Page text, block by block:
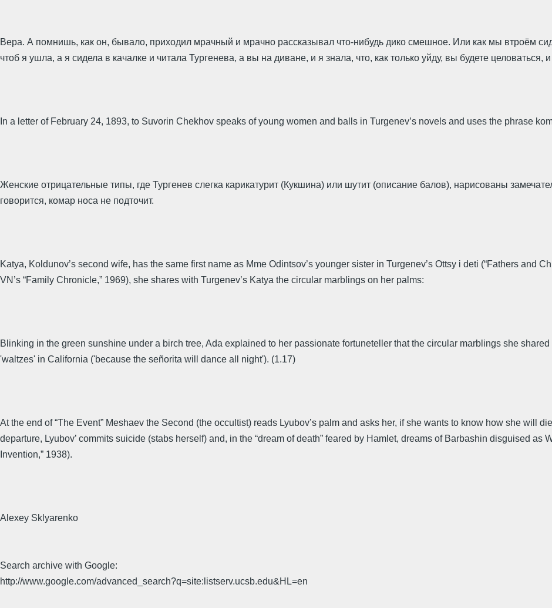
Вера. А помнишь, как он, бывало, приходил мрачный и мрачно рассказывал что-нибудь дико смешное. Или как мы втроём
чтоб я ушла, а я сидела в качалке и читала Тургенева, а вы на диване, и я знала, что, как только уйду, вы будете целоваться,
In a letter of February 24, 1893, to Suvorin Chekhov speaks of young women and balls in Turgenev’s novels and uses the phrase
Женские отрицательные типы, где Тургенев слегка карикатурит (Кукшина) или шутит (описание балов), нарисованы
говорится, комар носа не подточит.
Katya, Koldunov’s second wife, has the same first name as Mme Odintsov’s younger sister in Turgenev’s Ottsy i deti (“Fathers and
VN’s “Family Chronicle,” 1969), she shares with Turgenev’s Katya the circular marblings on her palms:
Blinking in the green sunshine under a birch tree, Ada explained to her passionate fortuneteller that the circular marblings she
'waltzes' in California ('because the señorita will dance all night'). (1.17)
At the end of “The Event” Meshaev the Second (the occultist) reads Lyubov’s palm and asks her, if she wants to know how she will
departure, Lyubov’ commits suicide (stabs herself) and, in the “dream of death” feared by Hamlet, dreams of Barbashin disguised as
Invention,” 1938).
Alexey Sklyarenko
Search archive with Google:
http://www.google.com/advanced_search?q=site:listserv.ucsb.edu&HL=en